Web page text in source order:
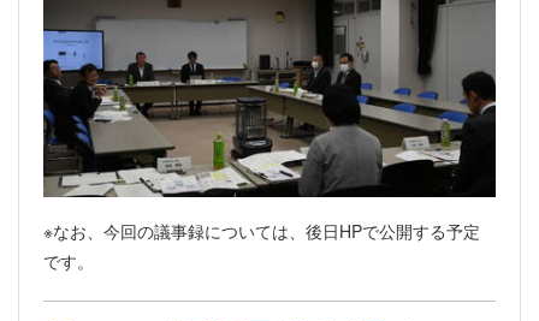
※なお、今回の議事録については、後日HPで公開する予定
です。